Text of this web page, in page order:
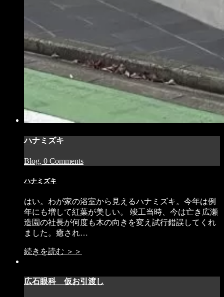
ハナミズキ
Blog, 0 Comments
ハナミズキ
はい。わが家の浴室から見えるハナミズキ。今年は例
年にも増して紅葉が美しい。 竣工当時、今は亡き広瀬
造園の社長が何度も木の向きを変え試行錯誤してくれ
ました。癒され…
続きを読む ＞＞
広石眼科 仮お引渡し